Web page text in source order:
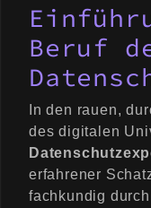
Beruf
In den rauen,
des digitalen
erfahrener
fachkundig